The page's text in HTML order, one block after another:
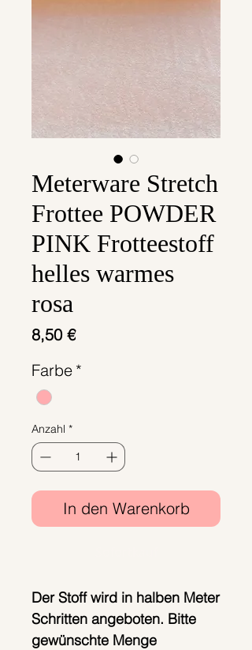
Meterware Stretch
Frottee POWDER
PINK Frotteestoff
helles warmes
rosa
8,50 €Preis
Farbe *
Anzahl *
In den Warenkorb
Der Stoff wird in halben Meter
Schritten angeboten. Bitte
gewünschte Menge